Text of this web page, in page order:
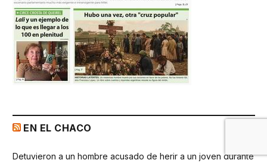
EN EL CHACO
Detuvieron a un hombre acusado de herir a un joven durante